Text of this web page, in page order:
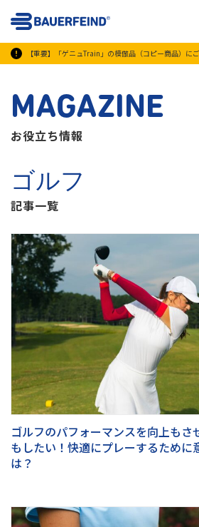
【重要】「ゲニュTrain」の模倣品（コピー商品）に
MAGAZINE
お役立ち情報
ゴルフ
記事一覧
ゴルフのパフォーマンスを向上もさ
もしたい！快適にプレーするために
は？